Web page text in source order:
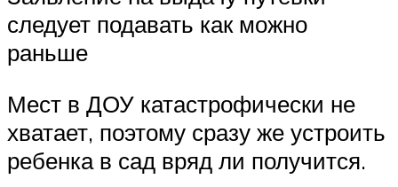
следует подавать как можно
раньше
Мест в ДОУ катастрофически не
хватает, поэтому сразу же устроить
ребенка в сад вряд ли получится.